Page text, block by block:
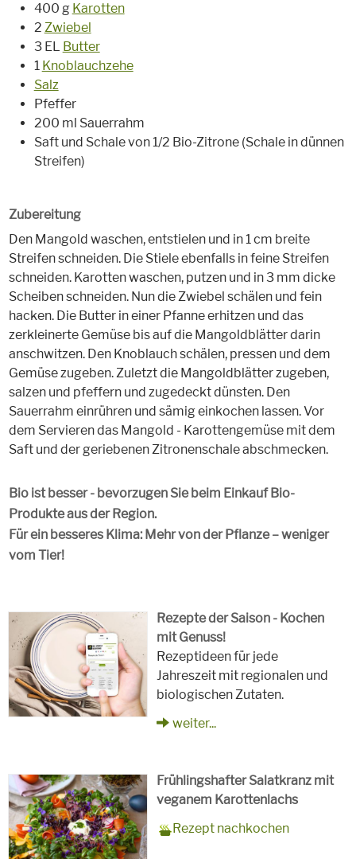
400 g Karotten
2 Zwiebel
3 EL Butter
1 Knoblauchzehe
Salz
Pfeffer
200 ml Sauerrahm
Saft und Schale von 1/2 Bio-Zitrone (Schale in dünnen
Streifen)
Zubereitung
Den Mangold waschen, entstielen und in 1 cm breite
Streifen schneiden. Die Stiele ebenfalls in feine Streifen
schneiden. Karotten waschen, putzen und in 3 mm dicke
Scheiben schneiden. Nun die Zwiebel schälen und fein
hacken. Die Butter in einer Pfanne erhitzen und das
zerkleinerte Gemüse bis auf die Mangoldblätter darin
anschwitzen. Den Knoblauch schälen, pressen und dem
Gemüse zugeben. Zuletzt die Mangoldblätter zugeben,
salzen und pfeffern und zugedeckt dünsten. Den
Sauerrahm einrühren und sämig einkochen lassen. Vor
dem Servieren das Mangold - Karottengemüse mit dem
Saft und der geriebenen Zitronenschale abschmecken.
Bio ist besser - bevorzugen Sie beim Einkauf Bio-
Produkte aus der Region.
Für ein besseres Klima: Mehr von der Pflanze – weniger
vom Tier!
Rezepte der Saison - Kochen
mit Genuss!
Rezeptideen für jede
Jahreszeit mit regionalen und
biologischen Zutaten.
weiter...
Frühlingshafter Salatkranz mit
veganem Karottenlachs
für
Schlagworte
Beilagen, Hauptspeisen, Jause,
Rezept nachkochen